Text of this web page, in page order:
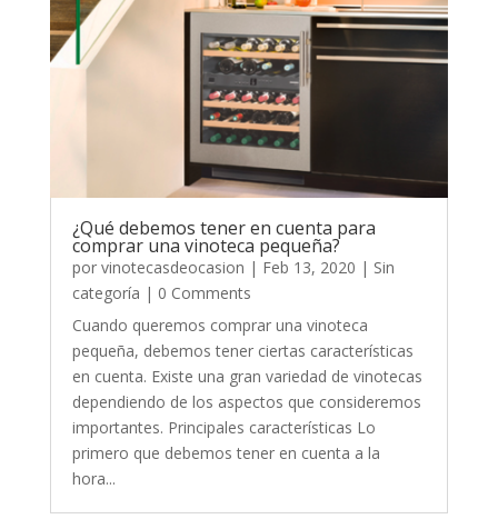
¿Qué debemos tener en cuenta para
comprar una vinoteca pequeña?
por vinotecasdeocasion | Feb 13, 2020 | Sin
categoría | 0 Comments
Cuando queremos comprar una vinoteca
pequeña, debemos tener ciertas características
en cuenta. Existe una gran variedad de vinotecas
dependiendo de los aspectos que consideremos
importantes. Principales características Lo
primero que debemos tener en cuenta a la
hora...